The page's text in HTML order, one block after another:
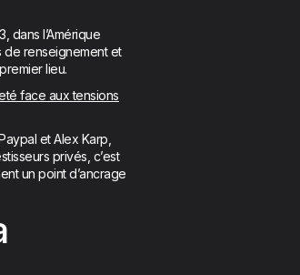
dans l’Amérique
de renseignement et
lieu.
face aux tensions
et Alex Karp,
privés, c’est
un point d’ancrage